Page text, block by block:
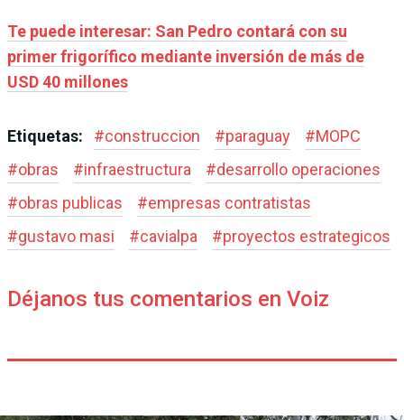
Te puede interesar: San Pedro contará con su
primer frigorífico mediante inversión de más de
USD 40 millones
Etiquetas: #construccion #paraguay #MOPC
#obras #infraestructura #desarrollo operaciones
#obras publicas #empresas contratistas
#gustavo masi #cavialpa #proyectos estrategicos
Déjanos tus comentarios en Voiz